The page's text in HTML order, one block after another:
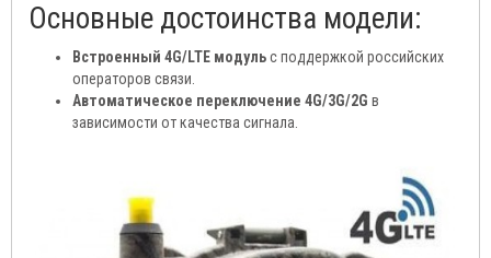
Основные достоинства модели:
Встроенный 4G/LTE модульс поддержкой российских
операторов связи.
Автоматическое переключение 4G/3G/2G в
зависимости от качества сигнала.